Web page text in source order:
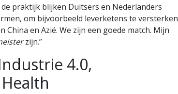
praktijk blijken Duitsers en Nederlanders
om bijvoorbeeld leverketens te versterken
en Azië. We zijn een goede match. Mijn
zijn.”
4.0,